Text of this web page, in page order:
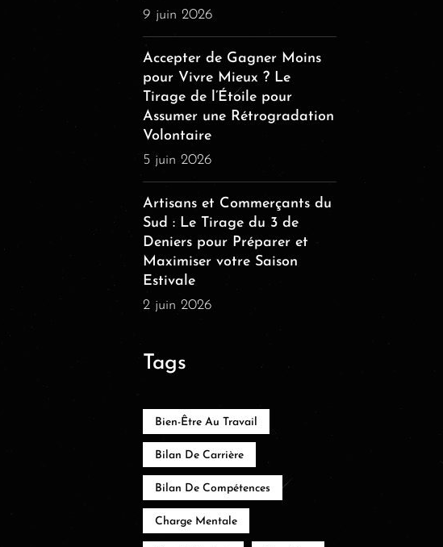
9 juin 2026
Accepter de Gagner Moins
pour Vivre Mieux ? Le
Tirage de l’Étoile pour
Assumer une Rétrogradation
Volontaire
5 juin 2026
Artisans et Commerçants du
Sud : Le Tirage du 3 de
Deniers pour Préparer et
Maximiser votre Saison
Estivale
2 juin 2026
Tags
Bien-Être Au Travail
Bilan De Carrière
Bilan De Compétences
Charge Mentale